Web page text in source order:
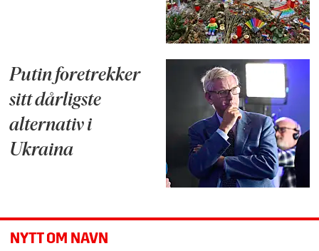
Putin foretrekker
sitt dårligste
alternativ i
Ukraina
NYTT OM NAVN